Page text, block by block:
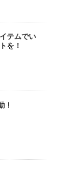
テムでい
を！
！